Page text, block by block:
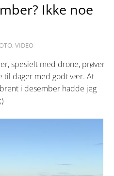
Ikke noe
,VIDEO
spesielt med drone, prøver
til dager med godt vær. At
i desember hadde jeg